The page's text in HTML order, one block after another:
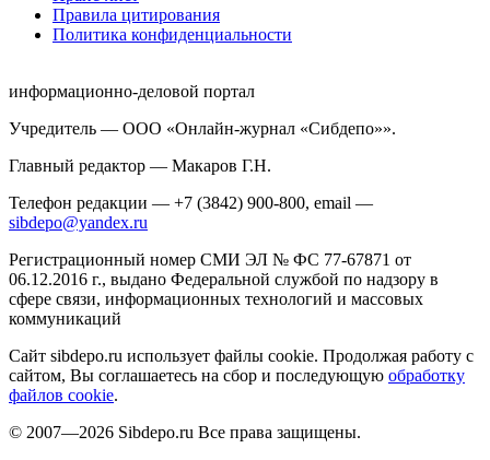
Правила цитирования
Политика конфиденциальности
информационно-деловой портал
Учредитель — ООО «Онлайн-журнал «Сибдепо»».
Главный редактор — Макаров Г.Н.
Телефон редакции — +7 (3842) 900-800, email —
sibdepo@yandex.ru
Регистрационный номер СМИ ЭЛ № ФС 77-67871 от
06.12.2016 г., выдано Федеральной службой по надзору в
сфере связи, информационных технологий и массовых
коммуникаций
Сайт sibdepo.ru использует файлы cookie. Продолжая работу с
сайтом, Вы соглашаетесь на сбор и последующую обработку
файлов cookie.
© 2007—2026 Sibdepo.ru Все права защищены.